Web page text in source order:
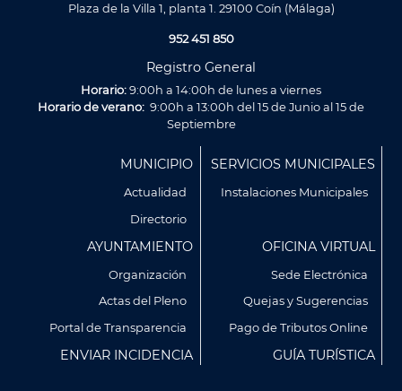
Plaza de la Villa 1, planta 1. 29100 Coín (Málaga)
952 451 850
Registro General
Horario:9:00h a 14:00h de lunes a viernes
Horario de verano: 9:00h a 13:00h del 15 de Junio al 15 de
Septiembre
MUNICIPIO
Actualidad
Directorio
SERVICIOS MUNICIPALES
Instalaciones Municipales
AYUNTAMIENTO
Organización
Actas del Pleno
Portal de Transparencia
OFICINA VIRTUAL
Sede Electrónica
Quejas y Sugerencias
Pago de Tributos Online
ENVIAR INCIDENCIA GUÍA TURÍSTICA